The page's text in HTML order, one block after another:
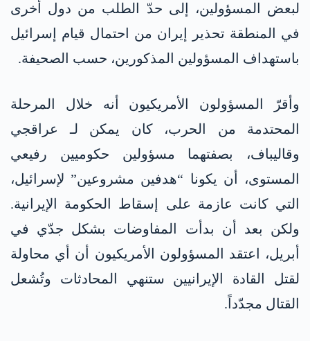
لبعض المسؤولين، إلى حدّ الطلب من دول أخرى
في المنطقة تحذير إيران من احتمال قيام إسرائيل
باستهداف المسؤولين المذكورين، حسب الصحيفة.
وأقرّ المسؤولون الأمريكيون أنه خلال المرحلة
المحتدمة من الحرب، كان يمكن لـ عراقجي
وقاليباف، بصفتهما مسؤولين حكوميين رفيعي
المستوى، أن يكونا “هدفين مشروعين” لإسرائيل،
التي كانت عازمة على إسقاط الحكومة الإيرانية.
ولكن بعد أن بدأت المفاوضات بشكل جدّي في
أبريل، اعتقد المسؤولون الأمريكيون أن أي محاولة
لقتل القادة الإيرانيين ستنهي المحادثات وتُشعل
القتال مجدّداً.